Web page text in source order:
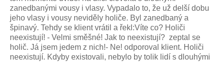
zanedbanými vousy i vlasy. Vypadalo to, že už delší dobu
jeho vlasy i vousy neviděly holiče. Byl zanedbaný a
špinavý. Tehdy se klient vrátil a řekl:Víte co? Holiči
neexistují! - Velmi směšné! Jak to neexistují? zeptal se
holič. Já jsem jedem z nich!- Ne! odporoval klient. Holiči
neexistují. Kdyby existovali, nebylo by tolik lidí s dlouhými